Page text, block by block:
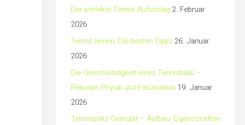
Der perfekte Tennis Aufschlag 2. Februar
2026
Tennis lernen: Die besten Tipps 26. Januar
2026
Die Geschwindigkeit eines Tennisballs –
Rekorde, Physik und Faszination 19. Januar
2026
Tennisplatz Granulat – Aufbau, Eigenschaften